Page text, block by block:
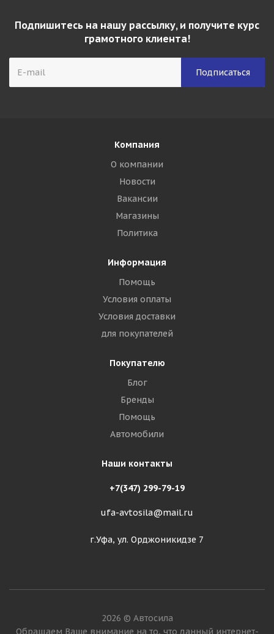
Подпишитесь на нашу рассылку, и получите курс
грамотного клиента!
Компания
О компании
Новости
Вакансии
Магазины
Политика
Информация
Помощь
Условия оплаты
Условия доставки
для покупателей
Покупателю
Блог
Бренды
Помощь
Автомобили
Наши контакты
+7(347) 299-79-19
ufa-avtosila@mail.ru
г.Уфа, ул. Орджоникидзе 7
2026 © Автосила
Обращаем Ваше внимание на то, что данный интернет-